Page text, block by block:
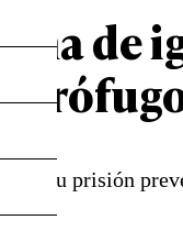
de
en su prisión